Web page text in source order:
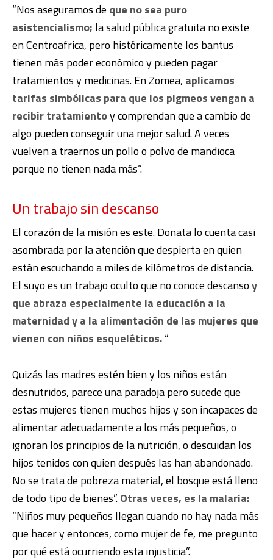
“Nos aseguramos de que no sea puro
asistencialismo; la salud pública gratuita no existe
en Centroafrica, pero históricamente los bantus
tienen más poder económico y pueden pagar
tratamientos y medicinas. En Zomea, aplicamos
tarifas simbólicas para que los pigmeos vengan a
recibir tratamientoy comprendan que a cambio de
algo pueden conseguir una mejor salud. A veces
vuelven a traernos un pollo o polvo de mandioca
porque no tienen nada más”.
Un trabajo sin descanso
El corazón de la misión es este. Donata lo cuenta casi
asombrada por la atención que despierta en quien
están escuchando a miles de kilómetros de distancia.
El suyo es un trabajo oculto que no conoce descansoy
que abraza especialmente la educación a la
maternidad y a la alimentación de las mujeres que
vienen con niños esqueléticos.“
Quizás las madres estén bien y los niños están
desnutridos, parece una paradoja pero sucede que
estas mujeres tienen muchos hijos y son incapaces de
alimentar adecuadamente a los más pequeños, o
ignoran los principios de la nutrición, o descuidan los
hijos tenidos con quien después las han abandonado.
No se trata de pobreza material, el bosque está lleno
de todo tipo de bienes”.Otras veces, es la malaria:
“Niños muy pequeños llegan cuando no hay nada más
que hacer y entonces, como mujer de fe, me pregunto
por qué está ocurriendo esta injusticia”.